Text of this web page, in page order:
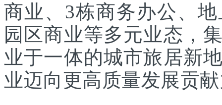
商业、3栋商务办公、
园区商业等多元业态，
业于一体的城市旅居新
业迈向更高质量发展贡